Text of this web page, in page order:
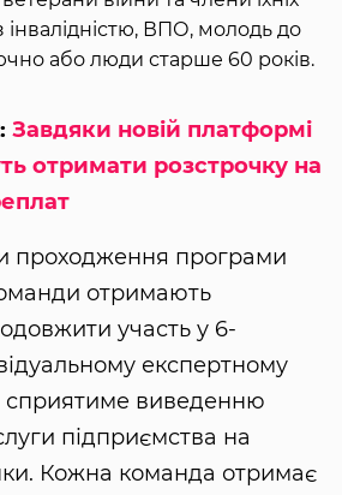
інвалідністю, ВПО, молодь до
або люди старше 60 років.
Завдяки новій платформі
отримати розстрочку на
проходження програми
отримають
участь у 6-
експертному
сприятиме виведенню
підприємства на
Кожна команда отримає